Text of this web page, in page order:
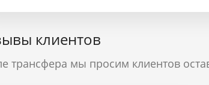
клиентов
трансфера мы просим клиентов